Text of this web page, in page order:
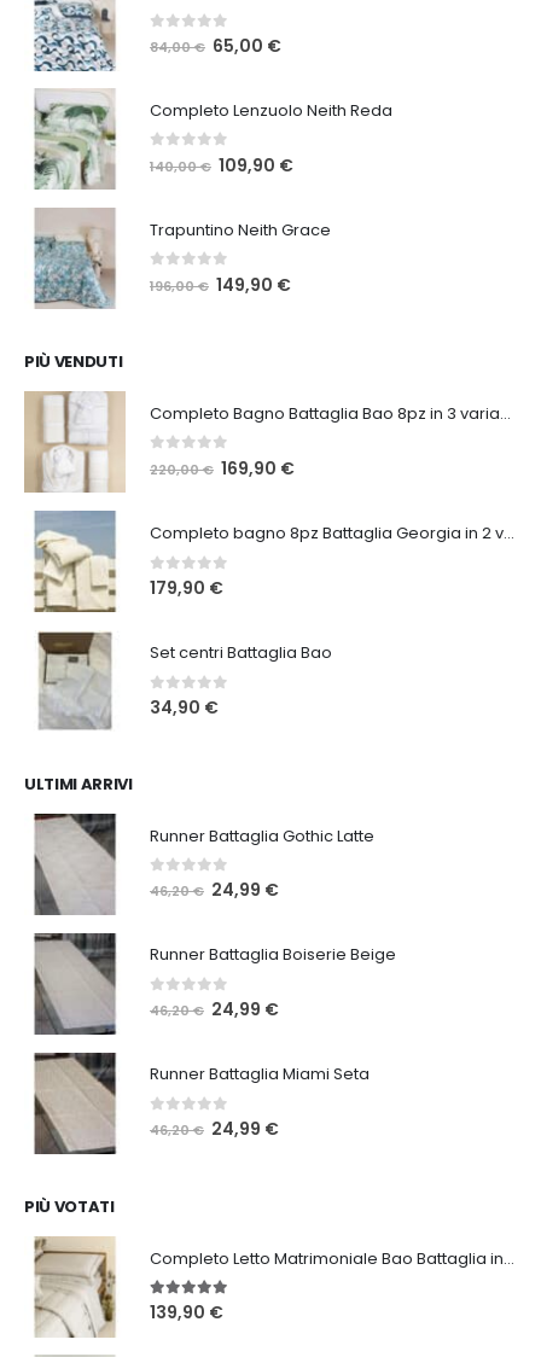
84,00€ Il
era:
84,00 €.
65,00 €Il
è:
Completo Lenzuolo Neith Reda
140,00€ Il
era:
140,00 €.
109,90 €Il
è:
Trapuntino Neith Grace
196,00€ Il149,90 €Il
PIÙ VENDUTI
Completo Bagno Battaglia Bao 8pz in 3 varianti
220,00€ Il
era:
220,00 €.
169,90 €Il
è:
Completo bagno 8pz Battaglia Georgia in 2 varianti
0Su 5
179,90 €
Set centri Battaglia Bao
0 Su 5
34,90 €
ULTIMI ARRIVI
Runner Battaglia Gothic Latte
0 Su 5
46,20€ Il
era:
46,20 €.
24,99 €Il
è:
Runner Battaglia Boiserie Beige
0 Su 5
46,20€ Il
era:
46,20 €.
24,99 €Il
è:
Runner Battaglia Miami Seta
46,20€ Il24,99 €Il
PIÙ VOTATI
Completo Letto Matrimoniale Bao Battaglia in 3 varianti
5.00Su 5
139,90 €